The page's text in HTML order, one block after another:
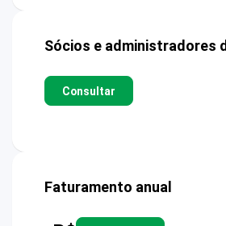
Sócios e administradores
Consultar
Faturamento anual